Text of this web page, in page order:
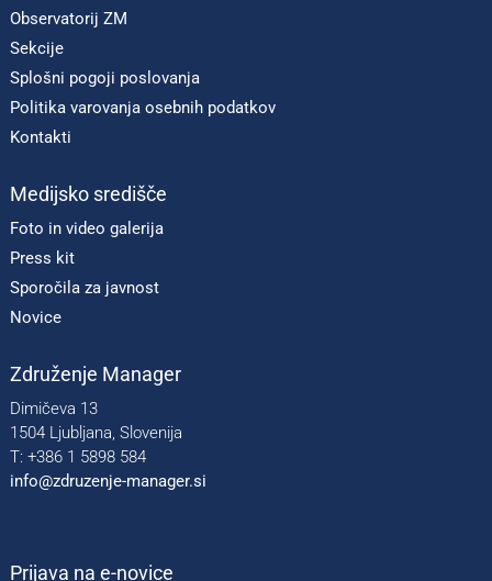
Observatorij ZM
Sekcije
Splošni pogoji poslovanja
Politika varovanja osebnih podatkov
Kontakti
Medijsko središče
Foto in video galerija
Press kit
Sporočila za javnost
Novice
Združenje Manager
Dimičeva 13
1504 Ljubljana, Slovenija
T: +386 1 5898 584
info@zdruzenje-manager.si
Prijava na e-novice